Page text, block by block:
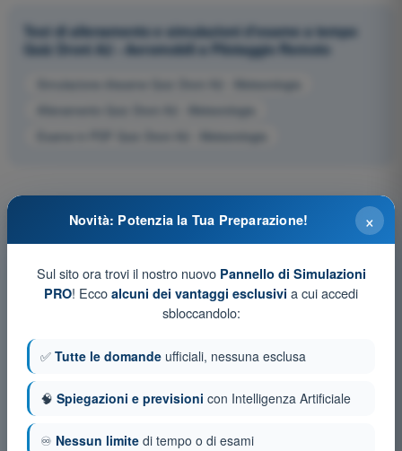
Test di allenamento e simulazioni d'esame a tempo
Quiz Droni A2 - Aeromobili a Pilotaggio Remoto
Simulazione d'esame Quiz Droni A2 - Meteorologia
Allenamento Quiz Droni A2 - Meteorologia
Esame in PDF Quiz Droni A2 - Meteorologia
×
Novità: Potenzia la Tua Preparazione!
Sul sito ora trovi il nostro nuovo Pannello di Simulazioni
PRO! Ecco alcuni dei vantaggi esclusivi a cui accedi
sbloccandolo:
✅ Tutte le domande ufficiali, nessuna esclusa
🧠 Spiegazioni e previsioni con Intelligenza Artificiale
♾️ Nessun limite di tempo o di esami